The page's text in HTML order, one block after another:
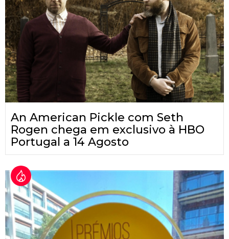
An American Pickle com Seth
Rogen chega em exclusivo à HBO
Portugal a 14 Agosto